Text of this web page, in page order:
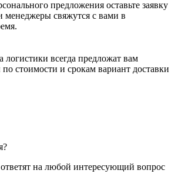
предложения оставьте заявку
менеджеры свяжутся с вами в
логистики всегда предложат вам
стоимости и срокам вариант доставки
на любой интересующий вопрос